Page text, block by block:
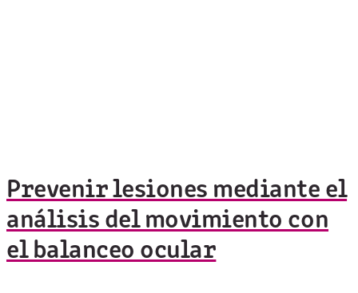
Prevenir lesiones mediante el
análisis del movimiento con
el balanceo ocular